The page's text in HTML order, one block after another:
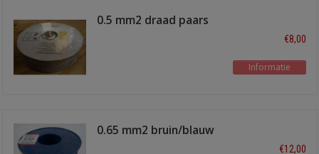
0.5 mm2 draad paars
€8,00
Informatie
0.65 mm2 bruin/blauw
€12,00